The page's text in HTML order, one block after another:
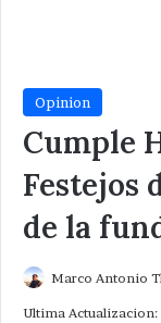
Opinion
Cumple
Festejos
de la
Marco Antonio
Ultima